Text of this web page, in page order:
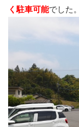
く駐車可能でした。